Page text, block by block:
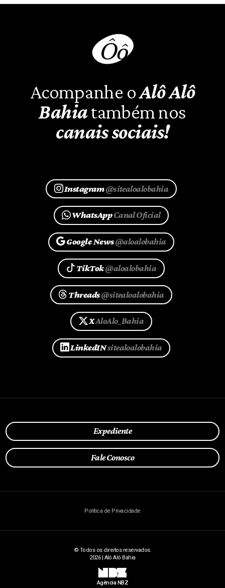
Acompanhe oAlô Alô
Bahiatambém nos
canais sociais!
Instagram@sitealoalobahia
WhatsAppCanal Oficial
Google News@aloalobahia
TikTok@aloalobahia
Threads@sitealoalobahia
XAloAlo_Bahia
LinkedINsitealoalobahia
Expediente
Fale Conosco
Política de Privacidade
© Todos os direitos reservados.
2026 | Alô Alô Bahia
NBZ
Agência NBZ